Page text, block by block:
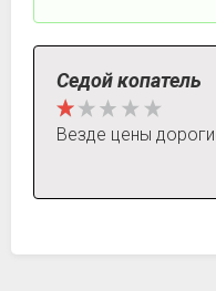
Седой копатель
Везде цены